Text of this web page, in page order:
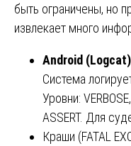
быть ограничены, но
извлекает много
Android
Система
Уровни:
ASSERT. Для
Краши (FATAL